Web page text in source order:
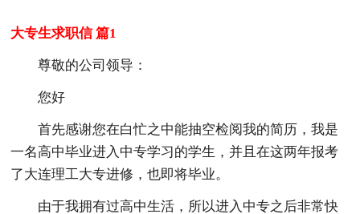
大专生求职信 篇1
尊敬的公司领导：
您好
首先感谢您在白忙之中能抽空检阅我的简历，我是
一名高中毕业进入中专学习的学生，并且在这两年报考
了大连理工大专进修，也即将毕业。
由于我拥有过高中生活，所以进入中专之后非常快